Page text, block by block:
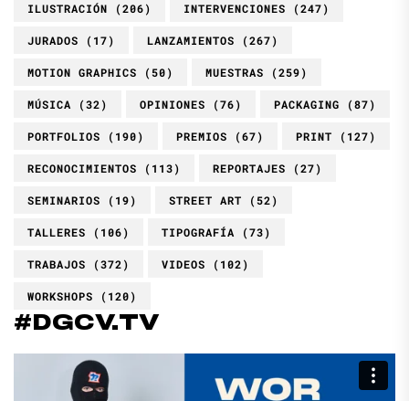
ILUSTRACIÓN (206) INTERVENCIONES (247)
JURADOS (17) LANZAMIENTOS (267)
MOTION GRAPHICS (50) MUESTRAS (259)
MÚSICA (32) OPINIONES (76) PACKAGING (87)
PORTFOLIOS (190) PREMIOS (67) PRINT (127)
RECONOCIMIENTOS (113) REPORTAJES (27)
SEMINARIOS (19) STREET ART (52)
TALLERES (106) TIPOGRAFÍA (73)
TRABAJOS (372) VIDEOS (102)
WORKSHOPS (120)
#DGCV.TV
Reproductor